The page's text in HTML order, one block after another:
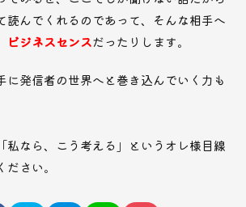
読んでくれるのであって、そんな相手へ
ビジネスセンスだったりします。
に発信者の世界へと巻き込んでいく力も
私なら、こう考える」というオレ様目線
さい。